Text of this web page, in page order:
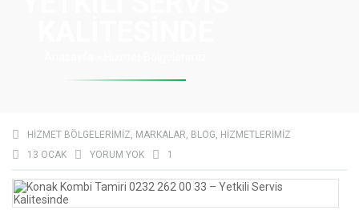
HIZMET BÖLGELERIMIZ, MARKALAR, BLOG, HIZMETLERIMIZ
13 OCAK
YORUM YOK 1